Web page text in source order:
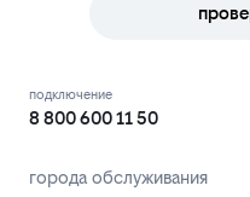
подключение
8 800 600 11 50
города обслуживания